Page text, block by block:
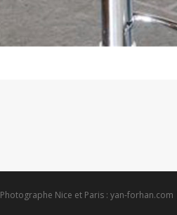
Photographe Nice et Paris : yan-forhan.com